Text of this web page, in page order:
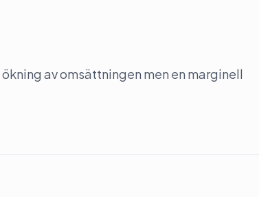
av omsättningen men en marginell